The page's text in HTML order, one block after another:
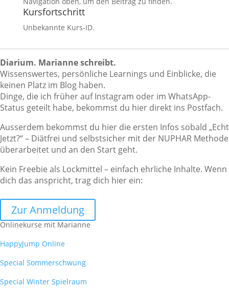
Kursfortschritt
Unbekannte Kurs-ID.
Diarium. Marianne schreibt.
Wissenswertes, persönliche Learnings und Einblicke, die
keinen Platz im Blog haben.
Dinge, die ich früher auf Instagram oder im WhatsApp-
Status geteilt habe, bekommst du hier direkt ins Postfach.
Ausserdem bekommst du hier die ersten Infos sobald „Echt
Jetzt?“ – Diätfrei und selbstsicher mit der NUPHAR Methode
überarbeitet und an den Start geht.
Kein Freebie als Lockmittel – einfach ehrliche Inhalte. Wenn
dich das anspricht, trag dich hier ein:
Zur Anmeldung
Onlinekurse mit Marianne
HappyJump Online
Special Sommerschwung
Special Winter Spielraum